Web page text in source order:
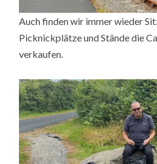
Auch finden wir immer wieder
Picknickplätze und Stände die
verkaufen.